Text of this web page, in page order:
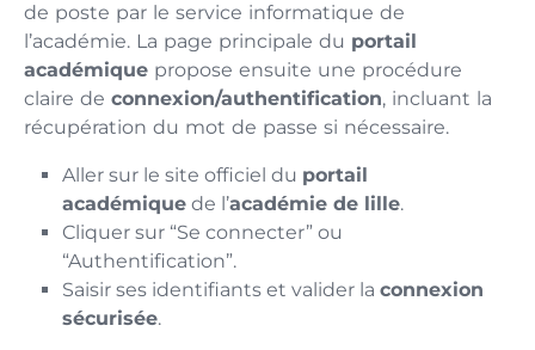
de poste par le service informatique de
l’académie. La page principale du portail
académique propose ensuite une procédure
claire de connexion/authentification, incluant la
récupération du mot de passe si nécessaire.
Aller sur le site officiel du portail
académique de l’académie de lille.
Cliquer sur “Se connecter” ou
“Authentification”.
Saisir ses identifiants et valider la connexion
sécurisée.